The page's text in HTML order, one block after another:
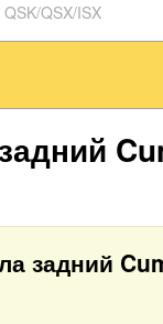
QSX/ISX
задний